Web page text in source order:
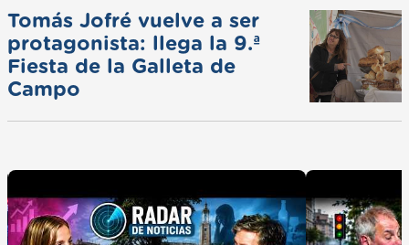
Tomás Jofré vuelve a ser
protagonista: llega la 9.ª
Fiesta de la Galleta de
Campo